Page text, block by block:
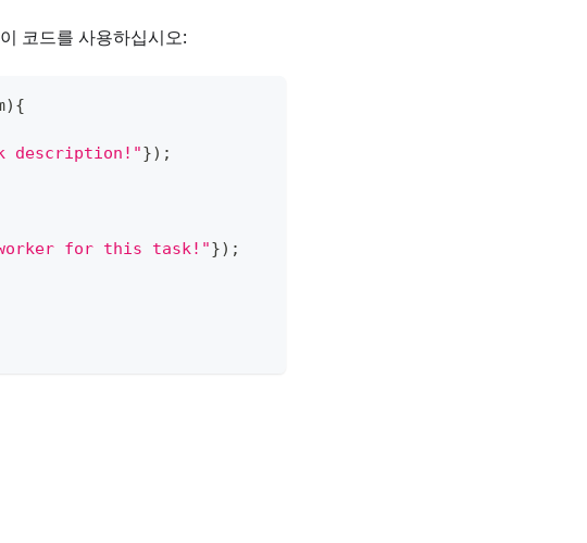
코드를 사용하십시오:
) {
description!"}) ;
worker for this task!"}) ;